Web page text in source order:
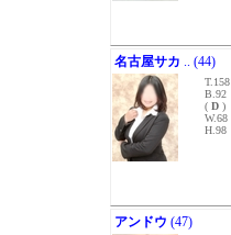
名古屋サカ .. (44)
T.158
B.92
( D )
W.68
H.98
アンドウ (47)